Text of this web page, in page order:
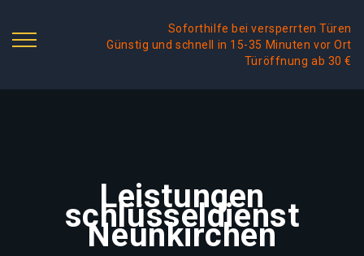
Soforthilfe bei versperrten Türen
Günstig und schnell in 15-35 Minuten vor Ort
Türöffnung ab 30 €
Leistungen
schlüsseldienst
Neunkirchen